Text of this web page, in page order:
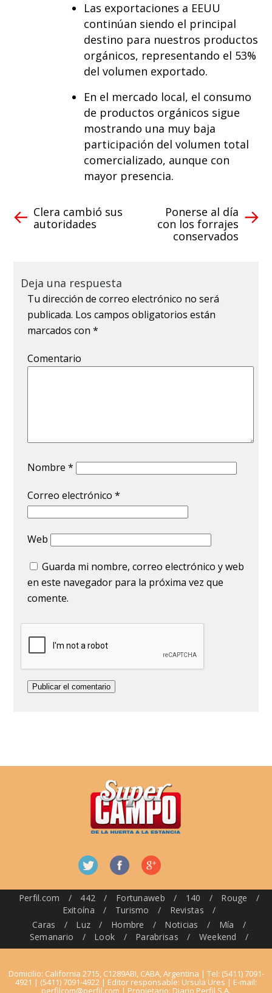
Las exportaciones a EEUU
continúan siendo el principal
destino para nuestros productos
orgánicos, representando el 53%
del volumen exportado.
En el mercado local, el consumo
de productos orgánicos sigue
mostrando una muy baja
participación del volumen total
comercializado, aunque con
mayor presencia.
Clera cambió sus
autoridades
Ponerse al día
con los forrajes
conservados
Deja una respuesta
Tu dirección de correo electrónico no será
publicada. Los campos obligatorios están
marcados con*
Comentario
Nombre*
Correo electrónico*
Web
Guarda mi nombre, correo electrónico y web
en este navegador para la próxima vez que
comente.
Perfil.com / 442 / Fortunaweb / 140 / Rouge
/
Exitoína
/ Turismo / Revistas
/
Caras
/ Luz / Hombre / Noticias / Mía
/
Semanario
/ Look / Parabrisas / Weekend /
Domicilio: California 2715, C1289ABI, CABA, Argentina | Tel: (5411) 7091-
4921 | (5411) 7091-4922 | Editor responsable: Ursula Ures | E-mail:
perfilcom@perfil.com | Propietario: Diario Perfil S.A.